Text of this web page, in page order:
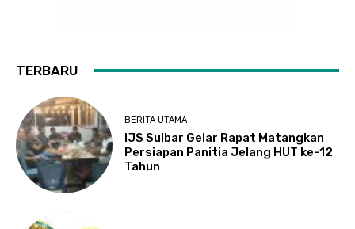
TERBARU
BERITA UTAMA
IJS Sulbar Gelar Rapat Matangkan
Persiapan Panitia Jelang HUT ke-12
Tahun